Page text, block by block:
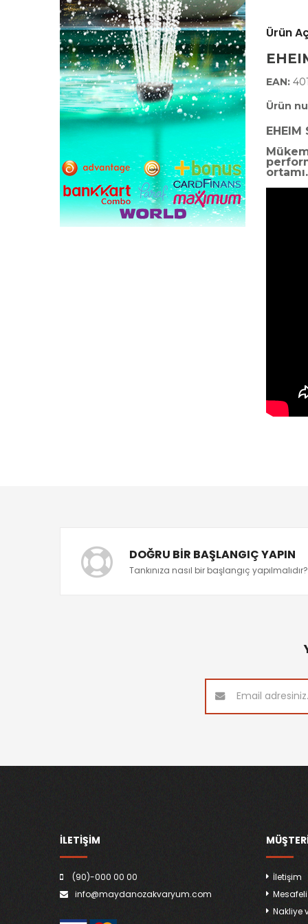
Ürün
EAN:
Ürün
EHEIM
ortamı.
DOĞRU BIR BAŞLANGIÇ YAPIN
Tankınıza nasıl bir başlangıç yapılmalıdır?
ILETIŞIM
(90)-000 00 00
info@maydanozakvaryum.com
İletişim
Nakliye